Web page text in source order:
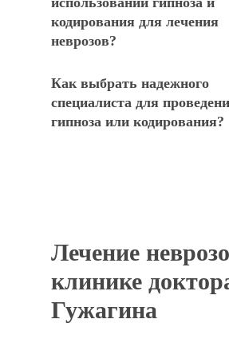
кодирования для лечения
неврозов?
Как выбрать надежного
специалиста для
гипноза или кодирования?
Лечение
клинике
Гужагина